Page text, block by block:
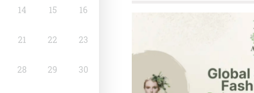
14 15 16
21 22 23
28 29 30